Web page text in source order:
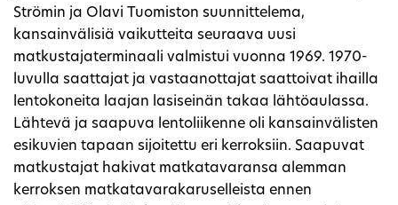
Strömin ja Olavi Tuomiston suunnittelema,
kansainvälisiä vaikutteita seuraava uusi
matkustajaterminaali valmistui vuonna 1969. 1970-
luvulla saattajat ja vastaanottajat saattoivat ihailla
lentokoneita laajan lasiseinän takaa lähtöaulassa.
Lähtevä ja saapuva lentoliikenne oli kansainvälisten
esikuvien tapaan sijoitettu eri kerroksiin. Saapuvat
matkustajat hakivat matkatavaransa alemman
kerroksen matkatavarakaruselleista ennen